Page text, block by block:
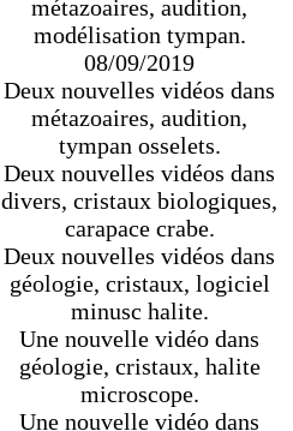
métazoaires, audition,
modélisation tympan.
08/09/2019
Deux nouvelles vidéos dans
métazoaires, audition,
tympan osselets.
Deux nouvelles vidéos dans
divers, cristaux biologiques,
carapace crabe.
Deux nouvelles vidéos dans
géologie, cristaux, logiciel
minusc halite.
Une nouvelle vidéo dans
géologie, cristaux, halite
microscope.
Une nouvelle vidéo dans